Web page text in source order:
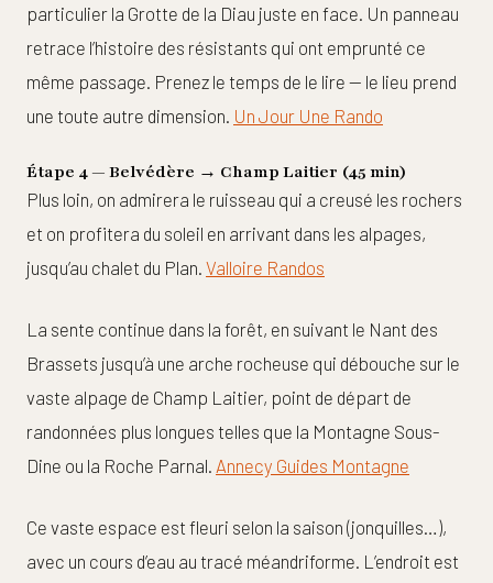
particulier la Grotte de la Diau juste en face. Un panneau
retrace l’histoire des résistants qui ont emprunté ce
même passage. Prenez le temps de le lire — le lieu prend
une toute autre dimension. Un Jour Une Rando
Étape 4 — Belvédère → Champ Laitier (45 min)
Plus loin, on admirera le ruisseau qui a creusé les rochers
et on profitera du soleil en arrivant dans les alpages,
jusqu’au chalet du Plan. Valloire Randos
La sente continue dans la forêt, en suivant le Nant des
Brassets jusqu’à une arche rocheuse qui débouche sur le
vaste alpage de Champ Laitier, point de départ de
randonnées plus longues telles que la Montagne Sous-
Dine ou la Roche Parnal. Annecy Guides Montagne
Ce vaste espace est fleuri selon la saison (jonquilles…),
avec un cours d’eau au tracé méandriforme. L’endroit est